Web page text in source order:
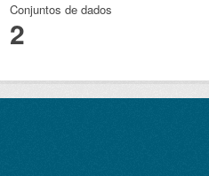
Conjuntos de dados
2